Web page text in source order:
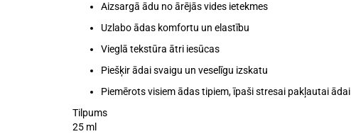
Aizsargā ādu no ārējās vides ietekmes
Uzlabo ādas komfortu un elastību
Vieglā tekstūra ātri iesūcas
Piešķir ādai svaigu un veselīgu izskatu
Piemērots visiem ādas tipiem, īpaši stresai pakļautai ādai
Tilpums
25 ml